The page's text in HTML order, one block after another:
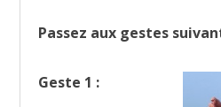
Passez aux gestes
Geste 1 :